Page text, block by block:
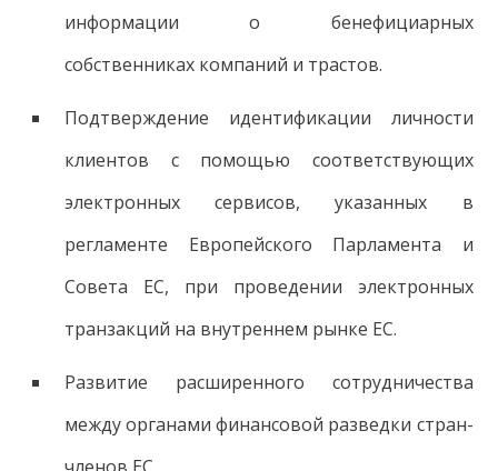
информации о бенефициарных
собственниках компаний и трастов.
Подтверждение идентификации личности
клиентов с помощью соответствующих
электронных сервисов, указанных в
регламенте Европейского Парламента и
Совета ЕС, при проведении электронных
транзакций на внутреннем рынке ЕС.
Развитие расширенного сотрудничества
между органами финансовой разведки стран-